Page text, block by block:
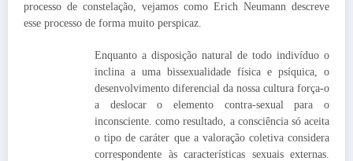
processo de constelação, vejamos como Erich Neumann descreve
esse processo de forma muito perspicaz.
Enquanto a disposição natural de todo indivíduo o
inclina a uma bissexualidade física e psíquica, o
desenvolvimento diferencial da nossa cultura força-o
a deslocar o elemento contra-sexual para o
inconsciente. como resultado, a consciência só aceita
o tipo de caráter que a valoração coletiva considera
correspondente às características sexuais externas.